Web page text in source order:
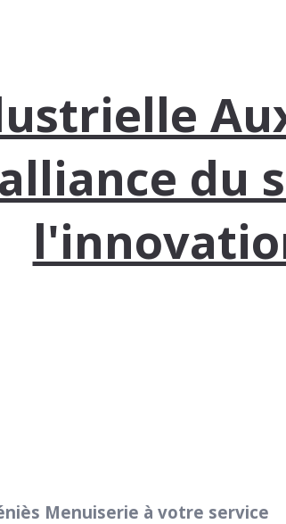
du
Menuiserie à votre service